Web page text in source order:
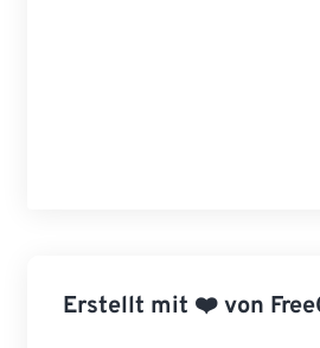
Erstellt mit ❤️von